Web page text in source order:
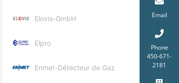
Email
Phone
450-671-
2181
Elovis-GmbH
Elpro
Enmet-Détecteur de Gaz